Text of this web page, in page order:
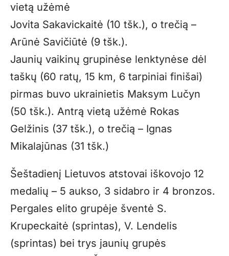
vietą užėmė
Jovita Sakavickaitė (10 tšk.), o trečią –
Arūnė Savičiūtė (9 tšk.).
Jaunių vaikinų grupinėse lenktynėse dėl
taškų (60 ratų, 15 km, 6 tarpiniai finišai)
pirmas buvo ukrainietis Maksym Lučyn
(50 tšk.). Antrą vietą užėmė Rokas
Gelžinis (37 tšk.), o trečią – Ignas
Mikalajūnas (31 tšk.)
Šeštadienį Lietuvos atstovai iškovojo 12
medalių – 5 aukso, 3 sidabro ir 4 bronzos.
Pergales elito grupėje šventė S.
Krupeckaitė (sprintas), V. Lendelis
(sprintas) bei trys jaunių grupės